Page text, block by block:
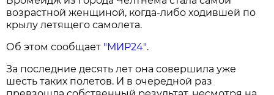
возрастной женщиной, когда-либо ходившей по
крылу летящего самолета.
Об этом сообщает "МИР24".
За последние десять лет она совершила уже
шесть таких полетов. И в очередной раз